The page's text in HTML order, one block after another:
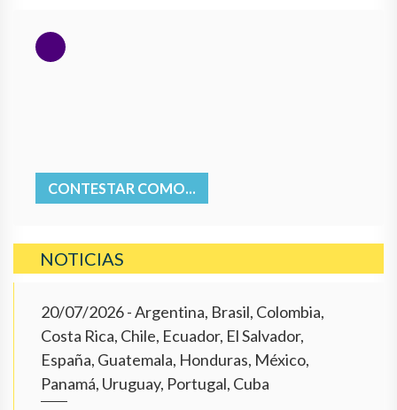
CONTESTAR COMO...
NOTICIAS
20/07/2026- Argentina, Brasil, Colombia,
Costa Rica, Chile, Ecuador, El Salvador,
España, Guatemala, Honduras, México,
Panamá, Uruguay, Portugal, Cuba